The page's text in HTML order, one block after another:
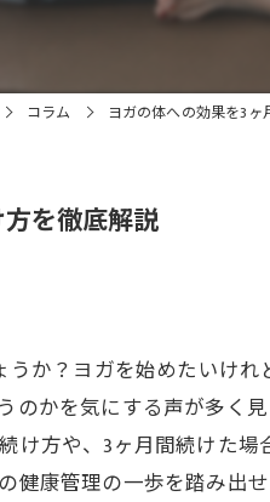
コラム ヨガの体への効果を3
を徹底解説
か？ヨガを始めたいけ
かを気にする声が多く
方や、3ヶ月間続けた
康管理の一歩を踏み出せ